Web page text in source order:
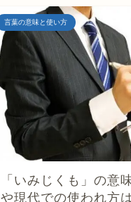
言葉の意味と使い方
「いみじくも」の意
や現代での使われ方